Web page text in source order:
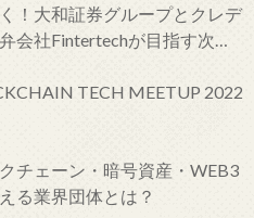
！大和証券グループとクレデ
会社Fintertechが目指す次世
とは
TECH MEETUP 2022
チェーン・暗号資産・WEB3
る業界団体とは？